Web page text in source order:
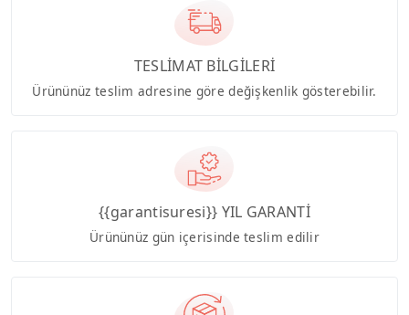
TESLİMAT BİLGİLERİ
Ürününüz teslim adresine göre değişkenlik gösterebilir.
{{garantisuresi}} YIL GARANTİ
Ürününüz gün içerisinde teslim edilir